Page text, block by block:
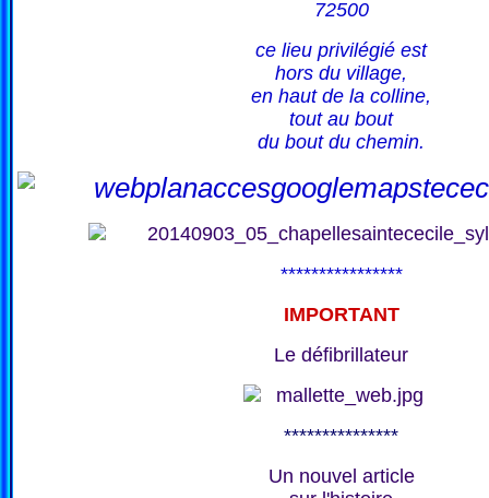
72500
ce lieu privilégié est
hors du village,
en haut de la colline,
tout au bout
du bout du chemin.
****************
IMPORTANT
Le défibrillateur
***************
Un nouvel article